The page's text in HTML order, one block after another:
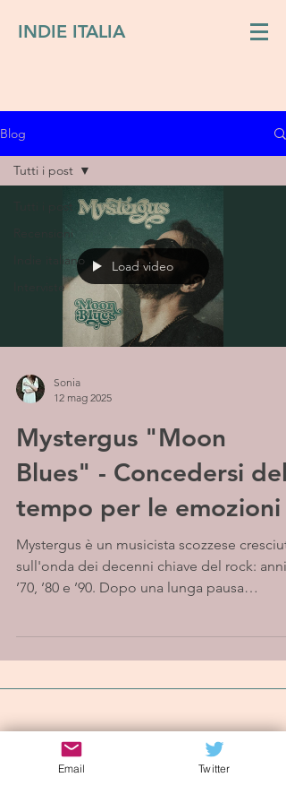
INDIE ITALIA
Blog
Recensioni
Indie italiano
Interviste
Tutti i post
Load video
Sonia
12 mag 2025
Mystergus "Moon
Blues" - Concedersi del
tempo per le emozioni
Mystergus è un musicista scozzese cresciuto
sull'onda dei decenni chiave del rock: anni
’70, ’80 e ’90. Dopo una lunga pausa
Iscriviti alla mailing list
Email Twitter